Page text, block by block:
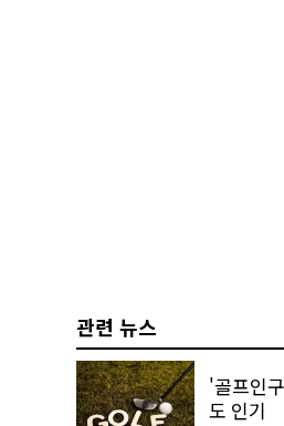
관련 뉴스
'골프인
도 인기